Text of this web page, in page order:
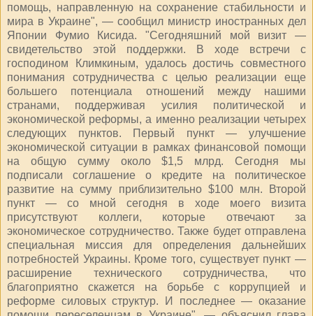
помощь, направленную на сохранение стабильности и
мира в Украине", — сообщил министр иностранных дел
Японии Фумио Кисида. "Сегодняшний мой визит —
свидетельство этой поддержки. В ходе встречи с
господином Климкиным, удалось достичь совместного
понимания сотрудничества с целью реализации еще
большего потенциала отношений между нашими
странами, поддерживая усилия политической и
экономической реформы, а именно реализации четырех
следующих пунктов. Первый пункт — улучшение
экономической ситуации в рамках финансовой помощи
на общую сумму около $1,5 млрд. Сегодня мы
подписали соглашение о кредите на политическое
развитие на сумму приблизительно $100 млн. Второй
пункт — со мной сегодня в ходе моего визита
присутствуют коллеги, которые отвечают за
экономическое сотрудничество. Также будет отправлена
специальная миссия для определения дальнейших
потребностей Украины. Кроме того, существует пункт —
расширение технического сотрудничества, что
благоприятно скажется на борьбе с коррупцией и
реформе силовых структур. И последнее — оказание